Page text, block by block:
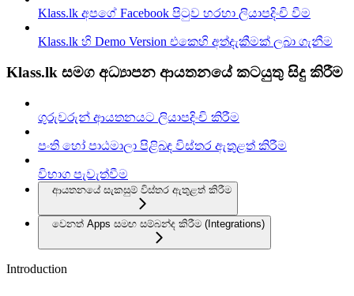
Klass.lk අපගේ Facebook පිටුව හරහා ලියාපදිංචි වීම
Klass.lk හි Demo Version එකෙහි අත්දැකීමක් ලබා ගැනීම
Klass.lk සමග අධ්‍යාපන ආයතනයේ කටයුතු සිදු කිරීම
ගුරුවරුන් ආයතනයට ලියාපදිංචි කිරීම
පංති හෝ පාඨමාලා පිළිබඳ විස්තර ඇතුළත් කිරීම
විභාග පැවැත්වීම
ආයතනයේ සැකසුම් විස්තර ඇතුළත් කිරීම
වෙනත් Apps සමඟ සම්බන්ද කිරී​ම (Integrations)
Introduction